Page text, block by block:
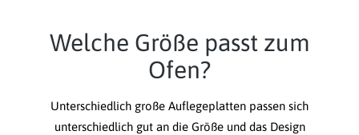
Welche Größe passt zum
Ofen?
Unterschiedlich große Auflegeplatten passen sich
unterschiedlich gut an die Größe und das Design